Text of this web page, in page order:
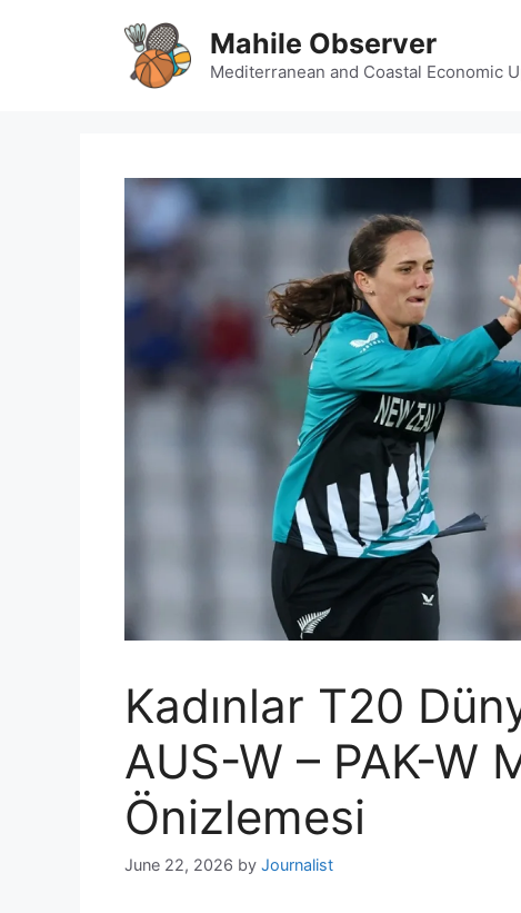
Mahile Observer
Mediterranean and Coastal Economic
Kadınlar T20
AUS-W – PAK-W
Önizlemesi
June 22, 2026 by Journalist